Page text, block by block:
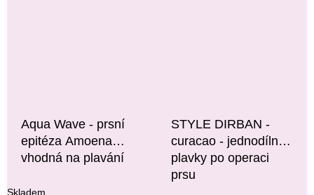
Aqua Wave - prsní
epitéza Amoena
vhodná na plavání
Skladem
STYLE DIRBAN -
curacao - jednodílné
plavky po operaci
prsu